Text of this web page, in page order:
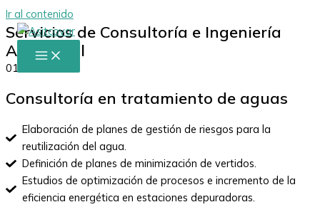
Ir al contenido
Servicios de Consultoría e Ingeniería
Ambiental
01
Consultoría en tratamiento de aguas
Elaboración de planes de gestión de riesgos para la
reutilización del agua.
Definición de planes de minimización de vertidos.
Estudios de optimización de procesos e incremento de la
eficiencia energética en estaciones depuradoras.